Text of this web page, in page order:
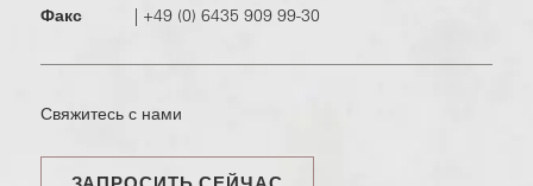
Факс
| +49 (0) 6435 909 99-30
Свяжитесь с нами